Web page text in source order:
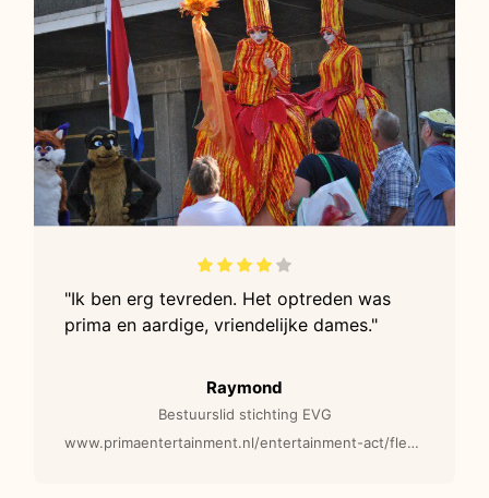
"Ik ben erg tevreden. Het optreden was
prima en aardige, vriendelijke dames."
Raymond
Bestuurslid stichting EVG
www.primaentertainment.nl/entertainment-act/fleurig-vrolijk-steltenlopers/